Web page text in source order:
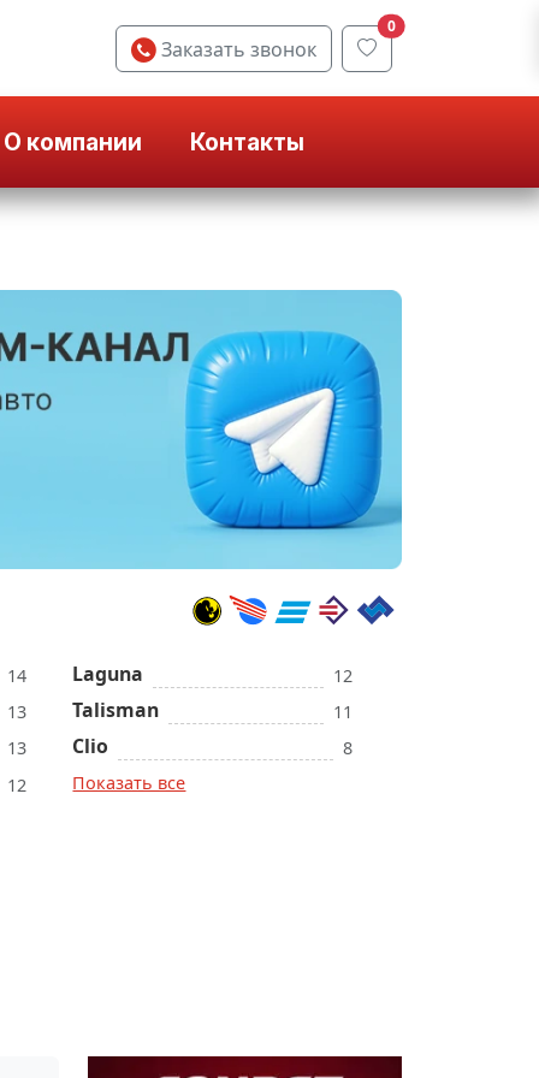
Заказать звонок
0
О компании Контакты
14
13
13
12
Laguna 12
Talisman 11
Clio
8
Показать все